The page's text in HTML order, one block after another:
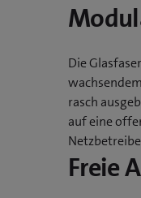
Die
rasch
auf eine
Freie